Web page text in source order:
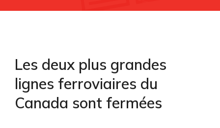
Les deux plus grandes
lignes ferroviaires du
Canada sont fermées